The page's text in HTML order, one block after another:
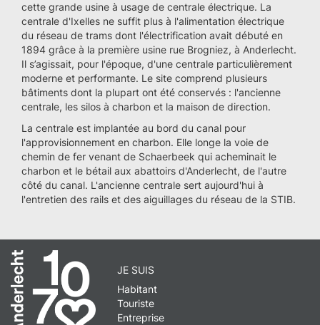
cette grande usine à usage de centrale électrique. La
centrale d'Ixelles ne suffit plus à l'alimentation électrique
du réseau de trams dont l'électrification avait débuté en
1894 grâce à la première usine rue Brogniez, à Anderlecht.
Il s’agissait, pour l'époque, d'une centrale particulièrement
moderne et performante. Le site comprend plusieurs
bâtiments dont la plupart ont été conservés : l'ancienne
centrale, les silos à charbon et la maison de direction.
La centrale est implantée au bord du canal pour
l'approvisionnement en charbon. Elle longe la voie de
chemin de fer venant de Schaerbeek qui acheminait le
charbon et le bétail aux abattoirs d'Anderlecht, de l'autre
côté du canal. L'ancienne centrale sert aujourd'hui à
l'entretien des rails et des aiguillages du réseau de la STIB.
JE SUIS
Habitant
Touriste
Entreprise